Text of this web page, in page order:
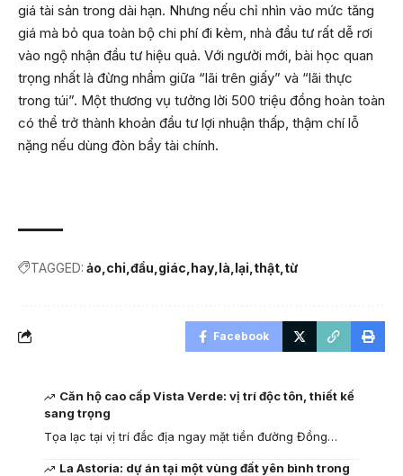
giá tài sản trong dài hạn. Nhưng nếu chỉ nhìn vào mức tăng
giá mà bỏ qua toàn bộ chi phí đi kèm, nhà đầu tư rất dễ rơi
vào ngộ nhận đầu tư hiệu quả. Với người mới, bài học quan
trọng nhất là đừng nhầm giữa “lãi trên giấy” và “lãi thực
trong túi”. Một thương vụ tưởng lời 500 triệu đồng hoàn toàn
có thể trở thành khoản đầu tư lợi nhuận thấp, thậm chí lỗ
nặng nếu dùng đòn bẩy tài chính.
TAGGED: ảo chi đầu giác hay là lại thật từ
Facebook
Căn hộ cao cấp Vista Verde: vị trí độc tôn, thiết kế
sang trọng
Tọa lạc tại vị trí đắc địa ngay mặt tiền đường Đồng…
La Astoria: dự án tại một vùng đất yên bình trong